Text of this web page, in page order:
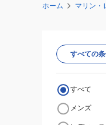
ホーム マリン・
すべての
すべて
メンズ